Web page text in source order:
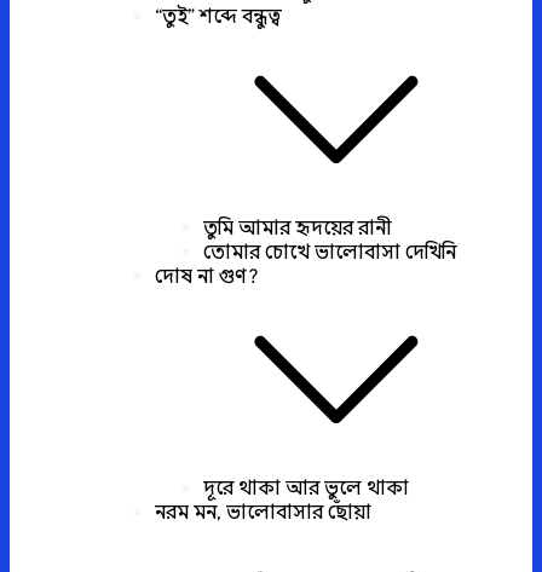
“তুই” শব্দে বন্ধুত্ব
তুমি আমার হৃদয়ের রানী
তোমার চোখে ভালোবাসা দেখিনি
দোষ না গুণ?
দূরে থাকা আর ভুলে থাকা
নরম মন, ভালোবাসার ছোঁয়া